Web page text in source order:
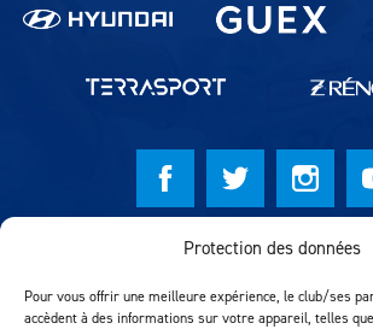
Protection des données
Pour vous offrir une meilleure expérience, le club/ses
accèdent à des informations sur votre appareil, telles
© Lausanne Sport Football Club
Réalisation MTM Agency